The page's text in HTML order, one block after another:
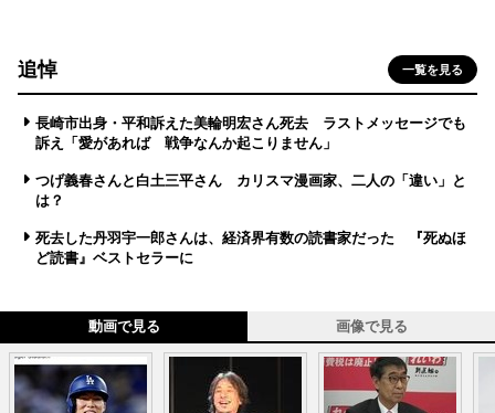
追悼 一覧を見る
長崎市出身・平和訴えた美輪明宏さん死去 ラストメッセージでも
訴え「愛があれば 戦争なんか起こりません」
つげ義春さんと白土三平さん カリスマ漫画家、二人の「違い」と
は？
死去した丹羽宇一郎さんは、経済界有数の読書家だった 『死ぬほ
ど読書』ベストセラーに
動画で見る 画像で見る